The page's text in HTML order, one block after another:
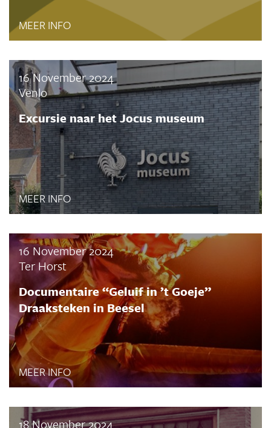
MEER INFO
16 November 2024
Venlo
Excursie naar het Jocus museum
MEER INFO
16 November 2024
Ter Horst
Documentaire “Geluif in ’t Goeje”
Draaksteken in Beesel
MEER INFO
18 November 2024